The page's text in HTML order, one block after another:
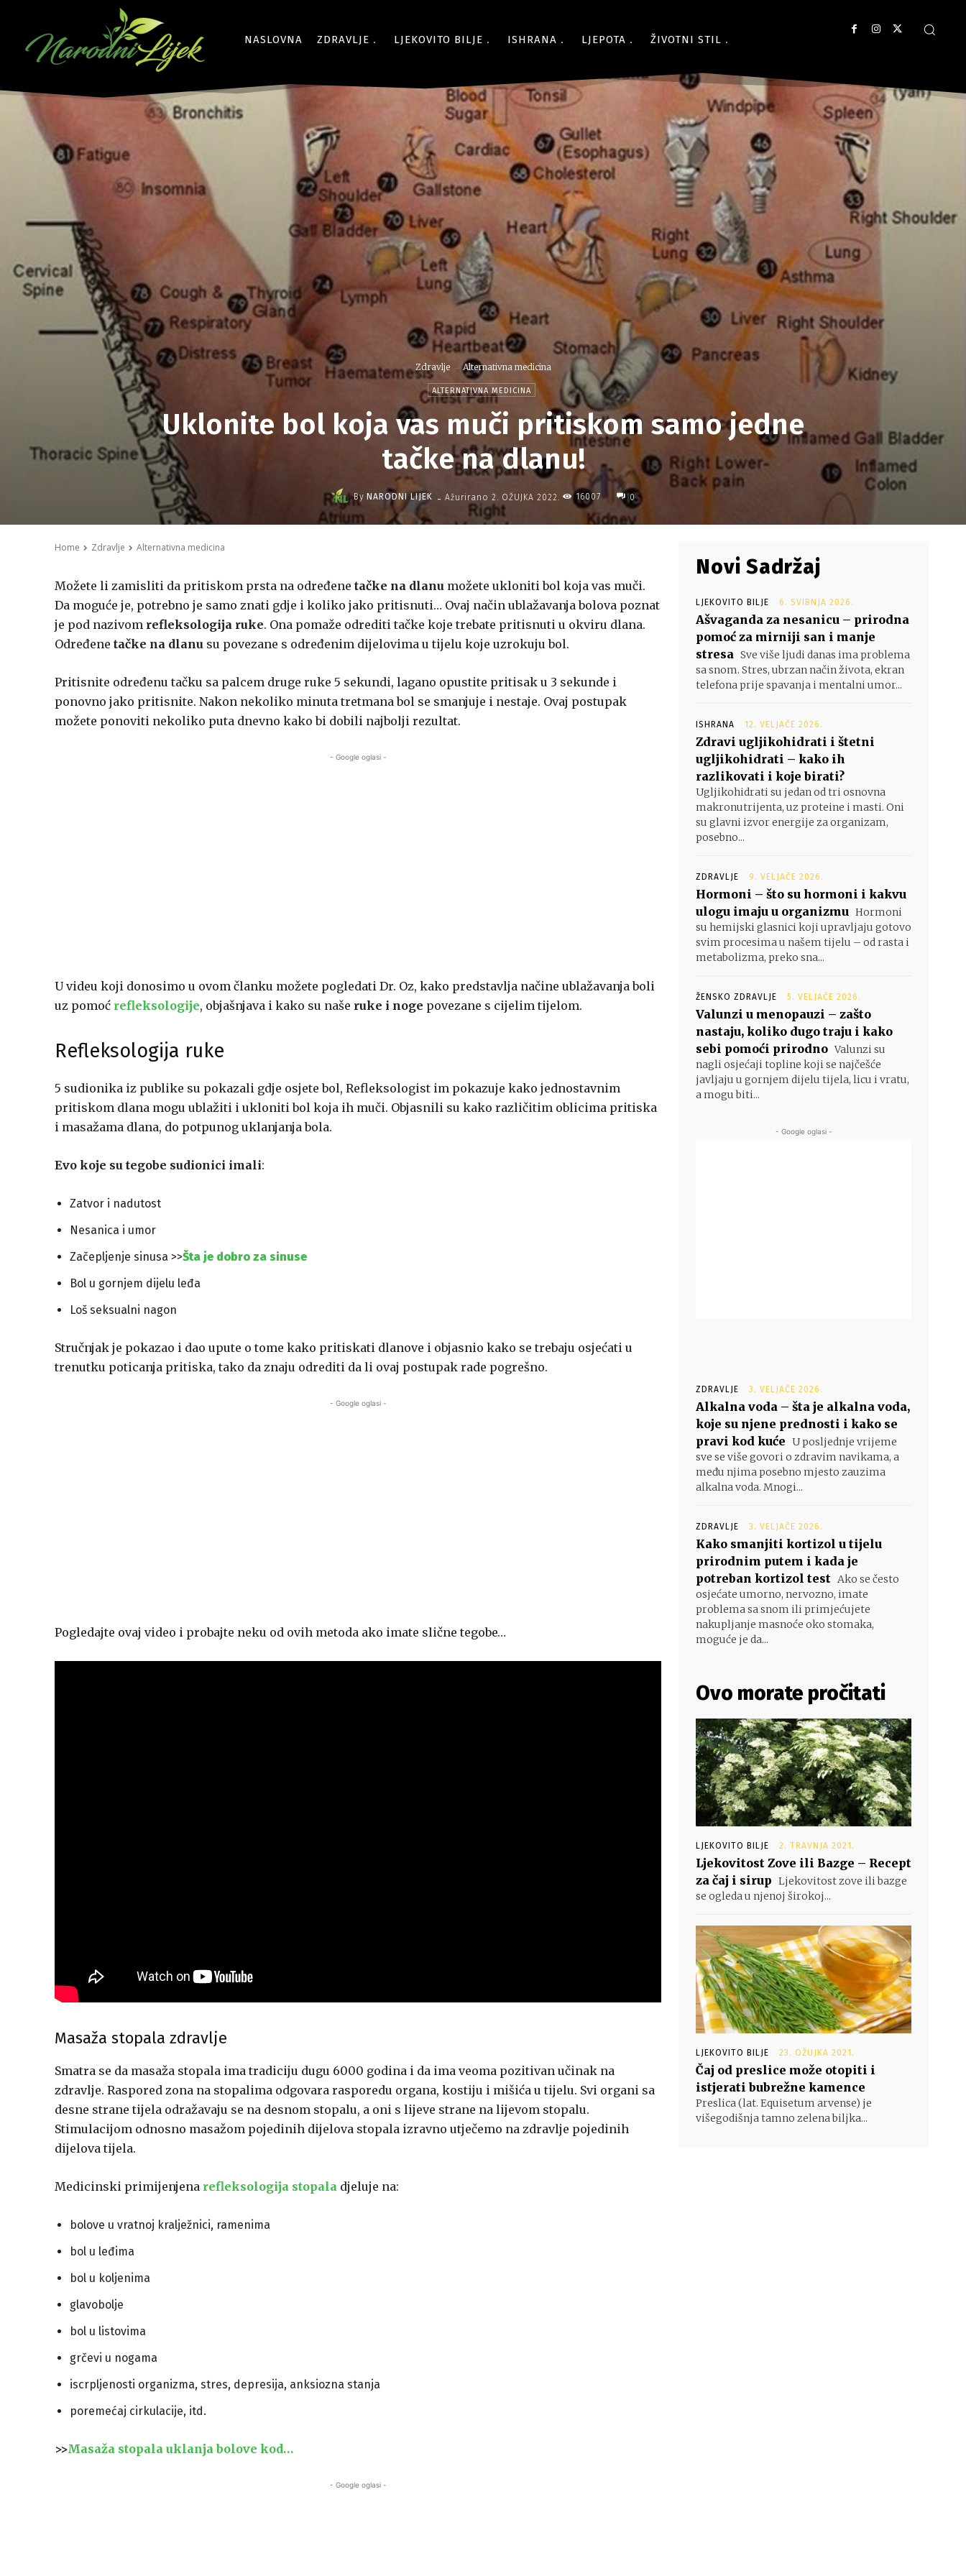
NASLOVNA ZDRAVLJE LJEKOVITO BILJE ISHRANA LJEPOTA ŽIVOTNI STIL
Zdravlje Alternativna medicina
ALTERNATIVNA MEDICINA
Uklonite bol koja vas muči pritiskom samo jedne
tačke na dlanu!
By NARODNI LIJEK - Ažurirano 2. OŽUJKA 2022. 16007 0
Home Zdravlje Alternativna medicina
Možete li zamisliti da pritiskom prsta na određene tačke na dlanu možete ukloniti bol koja vas muči.
Da moguće je, potrebno je samo znati gdje i koliko jako pritisnuti… Ovaj način ublažavanja bolova poznat
je pod nazivom refleksologija ruke. Ona pomaže odrediti tačke koje trebate pritisnuti u okviru dlana.
Određene tačke na dlanu su povezane s određenim dijelovima u tijelu koje uzrokuju bol.
Pritisnite određenu tačku sa palcem druge ruke 5 sekundi, lagano opustite pritisak u 3 sekunde i
ponovno jako pritisnite. Nakon nekoliko minuta tretmana bol se smanjuje i nestaje. Ovaj postupak
možete ponoviti nekoliko puta dnevno kako bi dobili najbolji rezultat.
- Google oglasi -
U videu koji donosimo u ovom članku možete pogledati Dr. Oz, kako predstavlja načine ublažavanja boli
uz pomoć refleksologije, objašnjava i kako su naše ruke i noge povezane s cijelim tijelom.
Refleksologija ruke
5 sudionika iz publike su pokazali gdje osjete bol, Refleksologist im pokazuje kako jednostavnim
pritiskom dlana mogu ublažiti i ukloniti bol koja ih muči. Objasnili su kako različitim oblicima pritiska
i masažama dlana, do potpunog uklanjanja bola.
Evo koje su tegobe sudionici imali:
Zatvor i nadutost
Nesanica i umor
Začepljenje sinusa >>Šta je dobro za sinuse
Bol u gornjem dijelu leđa
Loš seksualni nagon
Stručnjak je pokazao i dao upute o tome kako pritiskati dlanove i objasnio kako se trebaju osjećati u
trenutku poticanja pritiska, tako da znaju odrediti da li ovaj postupak rade pogrešno.
- Google oglasi -
Pogledajte ovaj video i probajte neku od ovih metoda ako imate slične tegobe…
Masaža stopala zdravlje
Smatra se da masaža stopala ima tradiciju dugu 6000 godina i da ima veoma pozitivan učinak na
zdravlje. Raspored zona na stopalima odgovara rasporedu organa, kostiju i mišića u tijelu. Svi organi sa
desne strane tijela odražavaju se na desnom stopalu, a oni s lijeve strane na lijevom stopalu.
Stimulacijom odnosno masažom pojedinih dijelova stopala izravno utječemo na zdravlje pojedinih
dijelova tijela.
Medicinski primijenjena refleksologija stopala djeluje na:
bolove u vratnoj kralježnici, ramenima
bol u leđima
bol u koljenima
glavobolje
bol u listovima
grčevi u nogama
iscrpljenosti organizma, stres, depresija, anksiozna stanja
poremećaj cirkulacije, itd.
>>Masaža stopala uklanja bolove kod…
- Google oglasi -
Novi Sadržaj
LJEKOVITO BILJE 6. SVIBNJA 2026.
Ašvaganda za nesanicu – prirodna
pomoć za mirniji san i manje
stresa Sve više ljudi danas ima problema
sa snom. Stres, ubrzan način života, ekran
telefona prije spavanja i mentalni umor...
ISHRANA 12. VELJAČE 2026.
Zdravi ugljikohidrati i štetni
ugljikohidrati – kako ih
razlikovati i koje birati?
Ugljikohidrati su jedan od tri osnovna
makronutrijenta, uz proteine i masti. Oni
su glavni izvor energije za organizam,
posebno...
ZDRAVLJE 9. VELJAČE 2026.
Hormoni – što su hormoni i kakvu
ulogu imaju u organizmu Hormoni
su hemijski glasnici koji upravljaju gotovo
svim procesima u našem tijelu – od rasta i
metabolizma, preko sna...
ŽENSKO ZDRAVLJE 5. VELJAČE 2026.
Valunzi u menopauzi – zašto
nastaju, koliko dugo traju i kako
sebi pomoći prirodno Valunzi su
nagli osjećaji topline koji se najčešće
javljaju u gornjem dijelu tijela, licu i vratu,
a mogu biti...
- Google oglasi -
ZDRAVLJE 3. VELJAČE 2026.
Alkalna voda – šta je alkalna voda,
koje su njene prednosti i kako se
pravi kod kuće U posljednje vrijeme
sve se više govori o zdravim navikama, a
među njima posebno mjesto zauzima
alkalna voda. Mnogi...
ZDRAVLJE 3. VELJAČE 2026.
Kako smanjiti kortizol u tijelu
prirodnim putem i kada je
potreban kortizol test Ako se često
osjećate umorno, nervozno, imate
problema sa snom ili primjećujete
nakupljanje masnoće oko stomaka,
moguće je da...
Ovo morate pročitati
LJEKOVITO BILJE 2. TRAVNJA 2021.
Ljekovitost Zove ili Bazge – Recept
za čaj i sirup Ljekovitost zove ili bazge
se ogleda u njenoj širokoj...
LJEKOVITO BILJE 23. OŽUJKA 2021.
Čaj od preslice može otopiti i
istjerati bubrežne kamence
Preslica (lat. Equisetum arvense) je
višegodišnja tamno zelena biljka...